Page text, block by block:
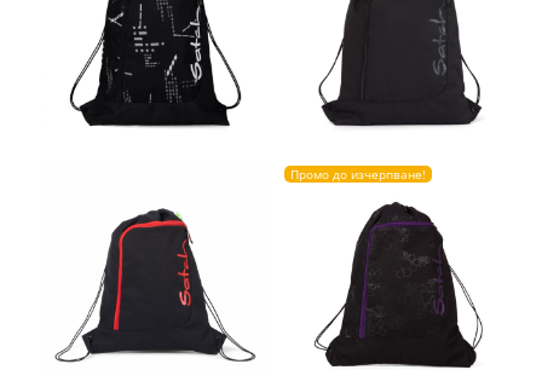
Промо до изчерпване!